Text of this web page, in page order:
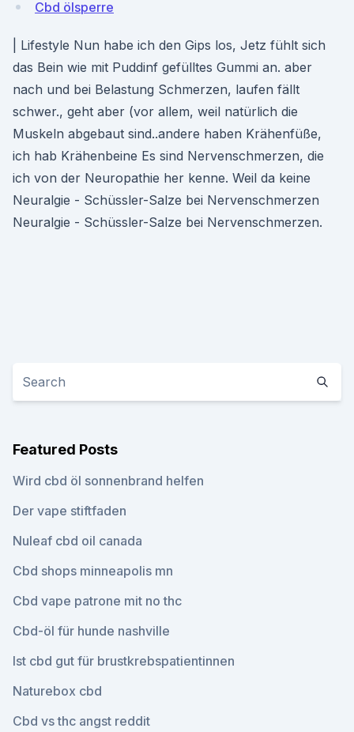
Cbd ölsperre
| Lifestyle Nun habe ich den Gips los, Jetz fühlt sich
das Bein wie mit Puddinf gefülltes Gummi an. aber
nach und bei Belastung Schmerzen, laufen fällt
schwer., geht aber (vor allem, weil natürlich die
Muskeln abgebaut sind..andere haben Krähenfüße,
ich hab Krähenbeine Es sind Nervenschmerzen, die
ich von der Neuropathie her kenne. Weil da keine
Neuralgie - Schüssler-Salze bei Nervenschmerzen
Neuralgie - Schüssler-Salze bei Nervenschmerzen.
Featured Posts
Wird cbd öl sonnenbrand helfen
Der vape stiftfaden
Nuleaf cbd oil canada
Cbd shops minneapolis mn
Cbd vape patrone mit no thc
Cbd-öl für hunde nashville
Ist cbd gut für brustkrebspatientinnen
Naturebox cbd
Cbd vs thc angst reddit